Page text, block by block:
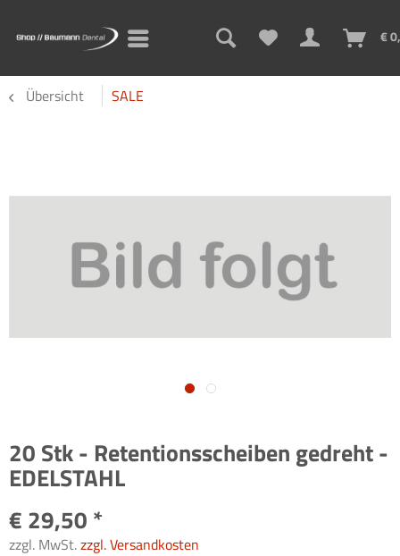
€
Übersicht SALE
20 Stk - Retentionsscheiben gedreht -
EDELSTAHL
€ 29,50 *
zzgl. MwSt.zzgl. Versandkosten